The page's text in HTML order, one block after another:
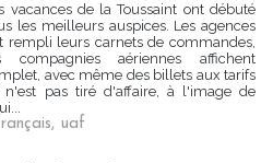
vacances de la Toussaint ont débuté
les meilleurs auspices. Les agences
rempli leurs carnets de commandes,
compagnies aériennes affichent
avec même des billets aux tarifs
n'est pas tiré d'affaire, à l'image de
, uaf